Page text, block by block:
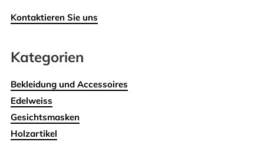
Kontaktieren Sie uns
Kategorien
Bekleidung und Accessoires
Edelweiss
Gesichtsmasken
Holzartikel